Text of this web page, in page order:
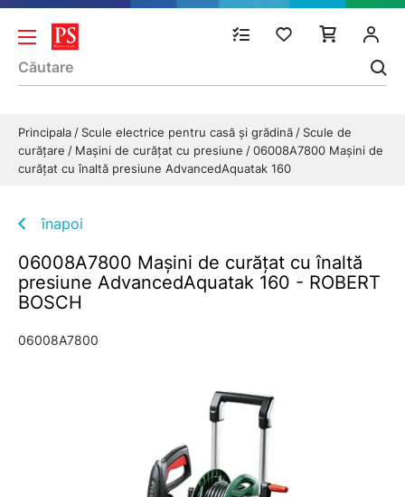
Principala Scule electrice pentru casă și grădină
Scule de
curăţare
Maşini de curăţat cu presiune
06008A7800 Maşini de
curăţat cu înaltă presiune AdvancedAquatak 160
înapoi
06008A7800 Maşini de curăţat cu înaltă
presiune AdvancedAquatak 160 - ROBERT
BOSCH
06008A7800